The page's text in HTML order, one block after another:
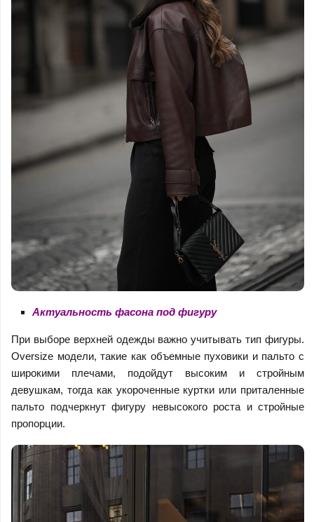
Актуальность фасона под фигуру
При выборе верхней одежды важно учитывать тип фигуры.
Oversize модели, такие как объемные пуховики и пальто с
широкими плечами, подойдут высоким и стройным
девушкам, тогда как укороченные куртки или приталенные
пальто подчеркнут фигуру невысокого роста и стройные
пропорции.